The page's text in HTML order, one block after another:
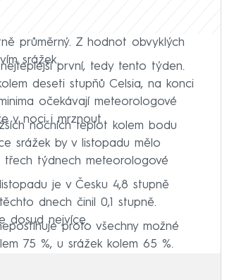
průměrný. Z hodnot obvyklých
srážek.
první, tedy tento týden.
deseti stupňů Celsia, na konci
očekávají meteorologové
v noci i mrznout.
nočních teplot kolem bodu
srážek by v listopadu mělo
třech týdnech meteorologové
je v Česku 4,8 stupně
dnech činil 0,1 stupně.
dosud nejvíce.
proto všechny možné
75 %, u srážek kolem 65 %.